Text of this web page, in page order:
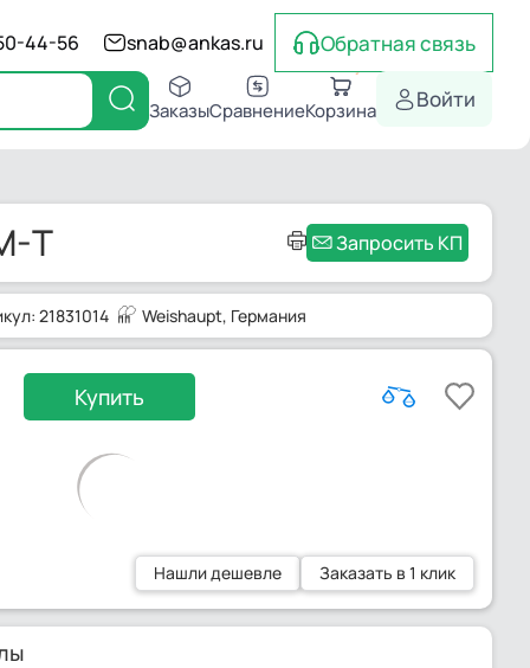
44-56 snab@ankas.ru Обратная связь
ЗаказыСравнениеКорзина Войти
T Запросить КП
21831014 Weishaupt, Германия
Купить
Нашли дешевле Заказать в 1 клик